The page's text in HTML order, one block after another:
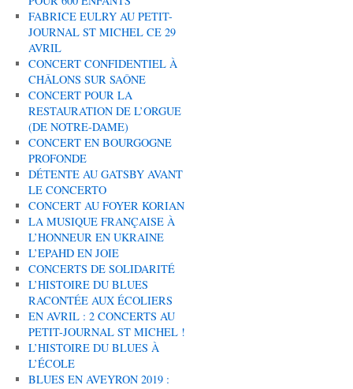
FABRICE EULRY AU PETIT-
JOURNAL ST MICHEL CE 29
AVRIL
CONCERT CONFIDENTIEL À
CHÂLONS SUR SAÔNE
CONCERT POUR LA
RESTAURATION DE L’ORGUE
(DE NOTRE-DAME)
CONCERT EN BOURGOGNE
PROFONDE
DÉTENTE AU GATSBY AVANT
LE CONCERTO
CONCERT AU FOYER KORIAN
LA MUSIQUE FRANÇAISE À
L’HONNEUR EN UKRAINE
L’EPAHD EN JOIE
CONCERTS DE SOLIDARITÉ
L’HISTOIRE DU BLUES
RACONTÉE AUX ÉCOLIERS
EN AVRIL : 2 CONCERTS AU
PETIT-JOURNAL ST MICHEL !
L’HISTOIRE DU BLUES À
L’ÉCOLE
BLUES EN AVEYRON 2019 :